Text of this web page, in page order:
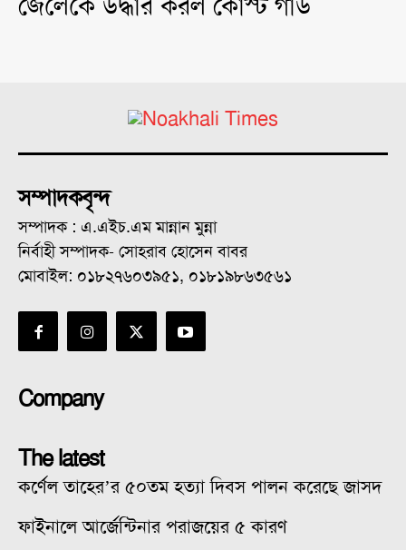
সম্পাদকবৃন্দ
সম্পাদক : এ.এইচ.এম মান্নান মুন্না
নির্বাহী সম্পাদক- সোহরাব হোসেন বাবর
মোবাইল: ০১৮২৭৬০৩৯৫১, ০১৮১৯৮৬৩৫৬১
Company
The latest
কর্ণেল তাহের’র ৫০তম হত্যা দিবস পালন করেছে জাসদ
ফাইনালে আর্জেন্টিনার পরাজয়ের ৫ কারণ